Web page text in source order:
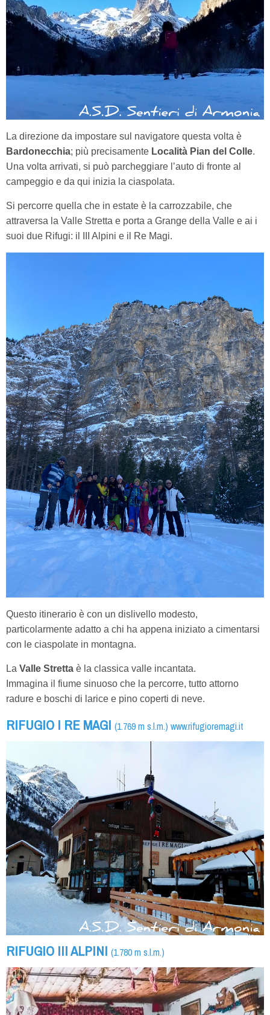
La direzione da impostare sul navigatore questa volta è
Bardonecchia; più precisamente Località Pian del Colle.
Una volta arrivati, si può parcheggiare l’auto di fronte al
campeggio e da qui inizia la ciaspolata.
Si percorre quella che in estate è la carrozzabile, che
attraversa la Valle Stretta e porta a Grange della Valle e ai i
suoi due Rifugi: il III Alpini e il Re Magi.
Questo itinerario è con un dislivello modesto,
particolarmente adatto a chi ha appena iniziato a cimentarsi
con le ciaspolate in montagna.
La Valle Stretta è la classica valle incantata.
Immagina il fiume sinuoso che la percorre, tutto attorno
radure e boschi di larice e pino coperti di neve.
RIFUGIO I RE MAGI (1.769 m s.l.m.) www.rifugioremagi.it
RIFUGIO III ALPINI (1.780 m s.l.m.)